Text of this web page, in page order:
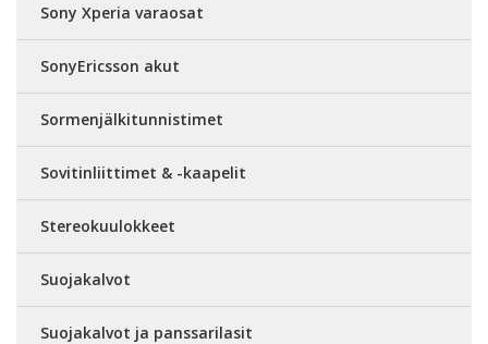
Sony Xperia varaosat
SonyEricsson akut
Sormenjälkitunnistimet
Sovitinliittimet & -kaapelit
Stereokuulokkeet
Suojakalvot
Suojakalvot ja panssarilasit